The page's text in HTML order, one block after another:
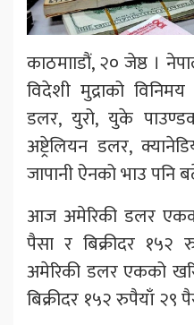
काठमााडौं, २० जेष्ठ ।
विदेशी मुद्राको
डलर, युरो, युके
अष्ट्रेलियन डलर,
जापानी ऐनको भाउ पनि
आज अमेरिकी डलर
पैसा र बिक्रीदर
अमेरिकी डलर एकको
बिक्रीदर १५२ रुपैयाँ २९